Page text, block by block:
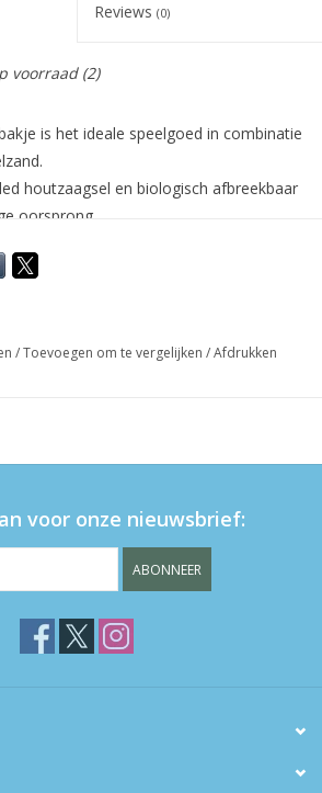
Reviews (0)
voorraad(2)
is het ideale speelgoed in combinatie
houtzaagsel en biologisch afbreekbaar
oorsprong
/Toevoegen om te vergelijken /Afdrukken
voor onze nieuwsbrief:
ABONNEER